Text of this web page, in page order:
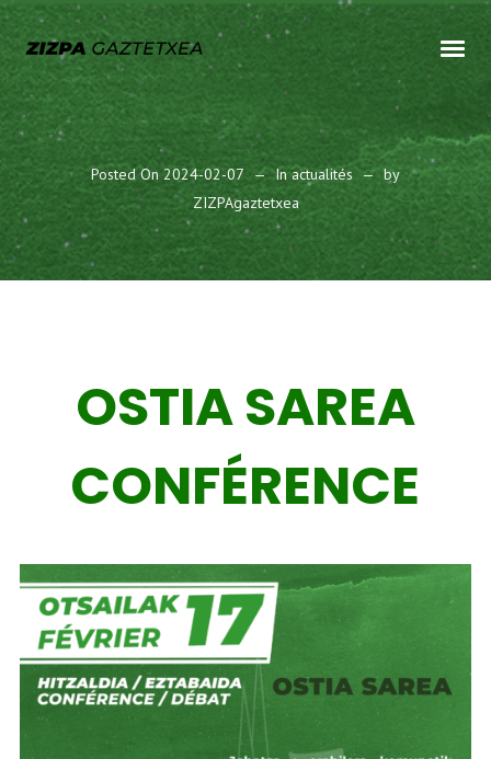
Posted On 2024-02-07 Inactualités
by
ZIZPAgaztetxea
OSTIA SAREA
CONFÉRENCE